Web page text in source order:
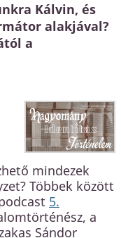
Kálvin, és
alakjával?
a
mindezek
Többek között
5.
a
Sándor